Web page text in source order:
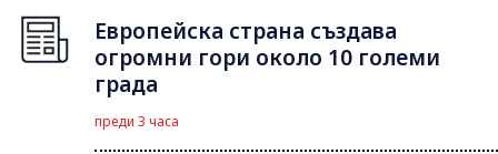
Европейска страна създава
огромни гори около 10 големи
града
преди 3 часа